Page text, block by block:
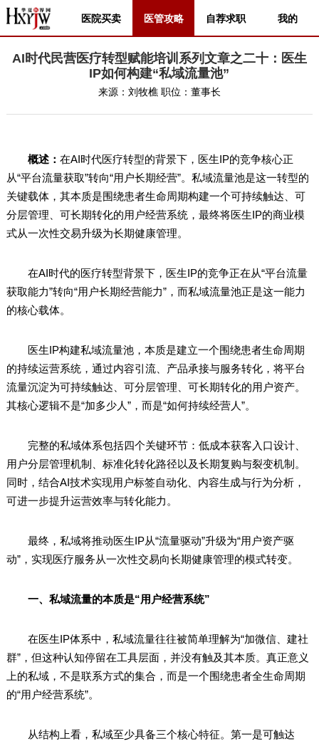
医院买卖 医管攻略 自荐求职 我的
AI时代民营医疗转型赋能培训系列文章之二十：医生
IP如何构建“私域流量池”
来源： 刘牧樵 职位： 董事长
概述： 在AI时代医疗转型的背景下，医生IP的竞争核心正
从“平台流量获取”转向“用户长期经营”。私域流量池是这一转型的
关键载体，其本质是围绕患者生命周期构建一个可持续触达、可
分层管理、可长期转化的用户经营系统，最终将医生IP的商业模
式从一次性交易升级为长期健康管理。
在AI时代的医疗转型背景下，医生IP的竞争正在从“平台流量
获取能力”转向“用户长期经营能力”，而私域流量池正是这一能力
的核心载体。
医生IP构建私域流量池，本质是建立一个围绕患者生命周期
的持续运营系统，通过内容引流、产品承接与服务转化，将平台
流量沉淀为可持续触达、可分层管理、可长期转化的用户资产。
其核心逻辑不是“加多少人”，而是“如何持续经营人”。
完整的私域体系包括四个关键环节：低成本获客入口设计、
用户分层管理机制、标准化转化路径以及长期复购与裂变机制。
同时，结合AI技术实现用户标签自动化、内容生成与行为分析，
可进一步提升运营效率与转化能力。
最终，私域将推动医生IP从“流量驱动”升级为“用户资产驱
动”，实现医疗服务从一次性交易向长期健康管理的模式转变。
一、私域流量的本质是“用户经营系统”
在医生IP体系中，私域流量往往被简单理解为“加微信、建社
群”，但这种认知停留在工具层面，并没有触及其本质。真正意义
上的私域，不是联系方式的集合，而是一个围绕患者全生命周期
的“用户经营系统”。
从结构上看，私域至少具备三个核心特征。第一是可触达